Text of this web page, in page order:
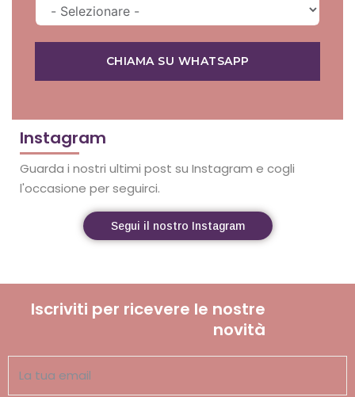
CHIAMA SU WHATSAPP
Instagram
Guarda i nostri ultimi post su Instagram e cogli
l'occasione per seguirci.
Segui il nostro Instagram
Iscriviti per ricevere le nostre
novità